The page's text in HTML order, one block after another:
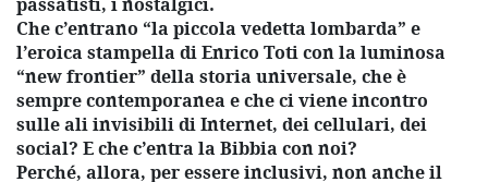
Che c’entrano “la piccola vedetta lombarda” e
l’eroica stampella di Enrico Toti con la luminosa
“new frontier” della storia universale, che è
sempre contemporanea e che ci viene incontro
sulle ali invisibili di Internet, dei cellulari, dei
social? E che c’entra la Bibbia con noi?
Perché, allora, per essere inclusivi, non anche il